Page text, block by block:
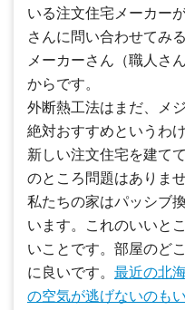
いる注文住宅メーカー
さんに問い合わせてみ
メーカーさん（職人さ
からです。
外断熱工法はまだ、メ
絶対おすすめというわ
新しい注文住宅を建て
のところ問題はありませ
私たちの家はパッシブ
います。これのいいと
いことです。部屋のど
に良いです。 最近の北
の空気が逃げないのも